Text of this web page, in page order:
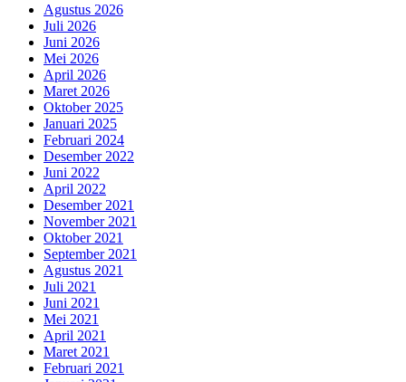
Agustus 2026
Juli 2026
Juni 2026
Mei 2026
April 2026
Maret 2026
Oktober 2025
Januari 2025
Februari 2024
Desember 2022
Juni 2022
April 2022
Desember 2021
November 2021
Oktober 2021
September 2021
Agustus 2021
Juli 2021
Juni 2021
Mei 2021
April 2021
Maret 2021
Februari 2021